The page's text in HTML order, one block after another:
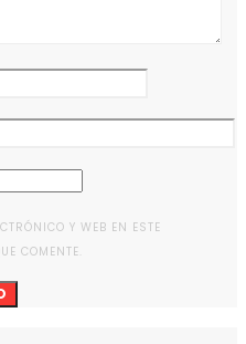
Y WEB EN ESTE
COMENTE.